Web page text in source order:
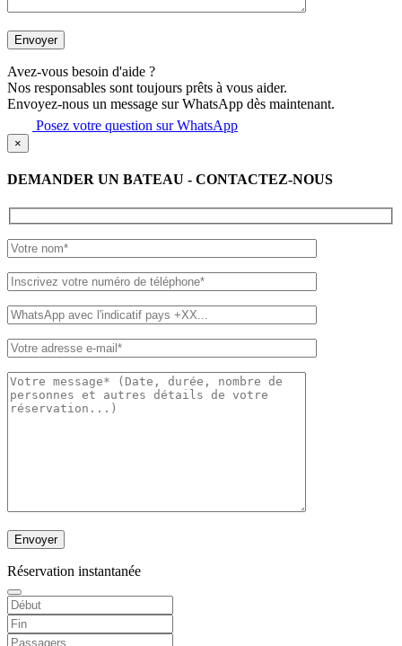
Avez-vous besoin d'aide ?
Nos responsables sont toujours prêts à vous aider.
Envoyez-nous un message sur WhatsApp dès maintenant.
Posez votre question sur WhatsApp
×
DEMANDER UN BATEAU - CONTACTEZ-NOUS
Réservation instantanée